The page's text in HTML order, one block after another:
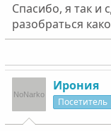
Спасибо, я так и
разобраться
Ирония
Посетитель